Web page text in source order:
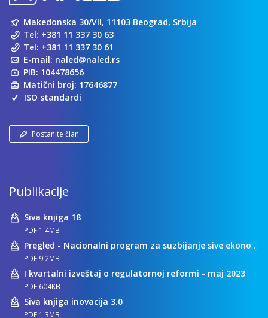
Makedonska 30/VII, 11103 Beograd, Srbija
Tel: +381 11 337 30 63
Tel: +381 11 337 30 61
E-mail: naled@naled.rs
PIB: 104478656
Matični broj: 17646877
ISO standardi
Postanite član
Publikacije
Siva knjiga 18
PDF 1.4MB
Pregled - Nacionalni program za suzbijanje sive ekonomije
PDF 9.2MB
I kvartalni izveštaj o regulatornoj reformi - maj 2023
PDF 604KB
Siva knjiga inovacija 3.0
PDF 1.3MB